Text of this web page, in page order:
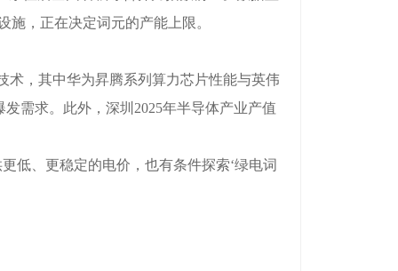
施，正在决定词元的产能上限。
，其中华为昇腾系列算力芯片性能与英伟
需求。此外，深圳2025年半导体产业产值
、更稳定的电价，也有条件探索‘绿电词